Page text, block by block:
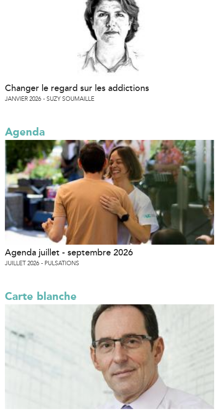
Changer le regard sur les addictions
JANVIER 2026 SUZY SOUMAILLE
Agenda
Agenda juillet - septembre 2026
JUILLET 2026 PULSATIONS
Carte blanche